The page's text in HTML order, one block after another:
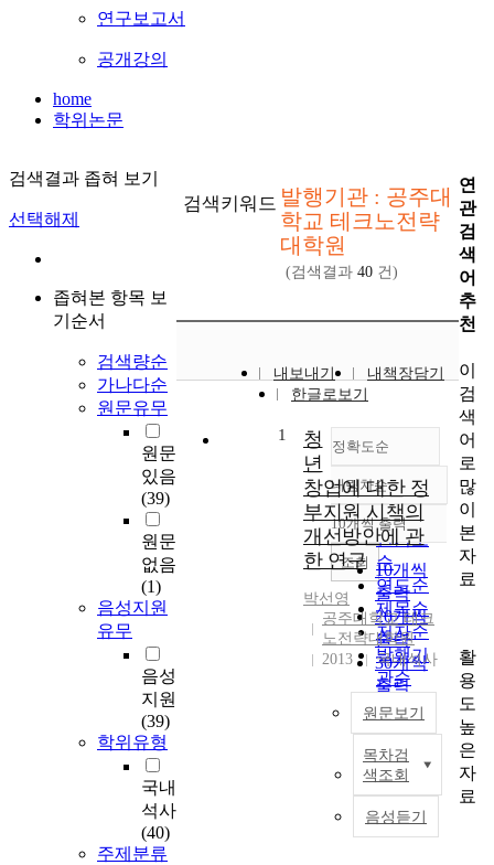
연구보고서
공개강의
home
학위논문
검색결과 좁혀 보기
선택해제
좁혀본 항목 보
기순서
검색량순
가나다순
원문유무
원문
있음
(39)
원문
없음
(1)
음성지원
유무
음성
지원
(39)
학위유형
국내
석사
(40)
주제분류
검색키워드 발행기관 : 공주대
학교 테크노전략
대학원
(검색결과 40 건)
내보내기
내책장담기
한글로보기
정확도순
정확도
순
인기도
순
연도순
제목순
저자순
발행기
관순
내림차순
내림차순
10개씩 출력
10개씩
출력
20개씩
출력
30개씩
출력
50개씩
출력
100개씩
출력
조회
1
청
년
창업에 대한 정
부지원 시책의
개선방안에 관
한 연구
박선영
공주대학교 테크
노전략대학원
2013
국내석사
원문보기
목차검
색조회
음성듣기
연
관
검
색
어
추
천
이
검
색
어
로
많
이
본
자
료
활
용
도
높
은
자
료